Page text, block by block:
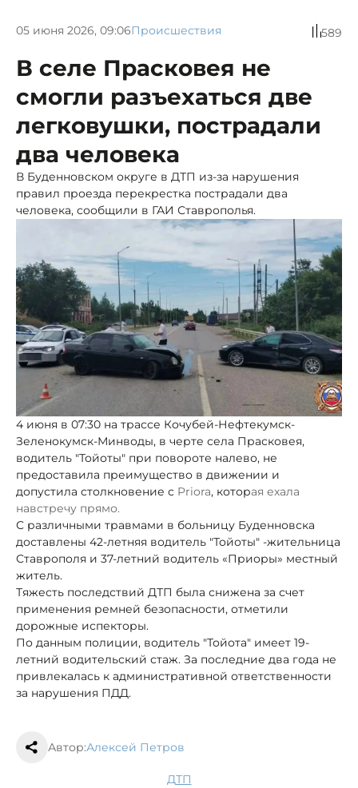
05 июня 2026, 09:06Происшествия 589
В селе Прасковея не
смогли разъехаться две
легковушки, пострадали
два человека
В Буденновском округе в ДТП из-за нарушения
правил проезда перекрестка пострадали два
человека, сообщили в ГАИ Ставрополья.
4 июня в 07:30 на трассе Кочубей-Нефтекумск-
Зеленокумск-Минводы, в черте села Прасковея,
водитель "Тойоты" при повороте налево, не
предоставила преимущество в движении и
допустила столкновение с Priora, которая ехала
навстречу прямо.
С различными травмами в больницу Буденновска
доставлены 42-летняя водитель "Тойоты" -жительница
Ставрополя и 37-летний водитель «Приоры» местный
житель.
Тяжесть последствий ДТП была снижена за счет
применения ремней безопасности, отметили
дорожные испекторы.
По данным полиции, водитель "Тойота" имеет 19-
летний водительский стаж. За последние два года не
привлекалась к административной ответственности
за нарушения ПДД.
Автор:Алексей Петров
ДТП